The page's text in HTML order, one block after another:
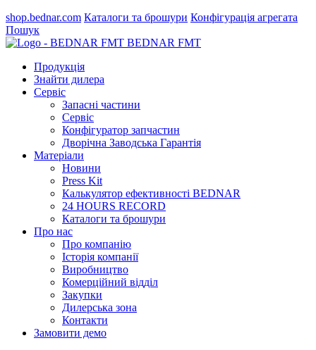
shop.bednar.com Каталоги та брошури Конфігурація агрегата
Пошук
BEDNAR FMT
Продукція
Знайти дилера
Сервіс
Запасні частини
Сервіс
Конфігуратор запчастин
Дворічна Заводська Гарантія
Матеріали
Новини
Press Kit
Калькулятор ефективності BEDNAR
24 HOURS RECORD
Каталоги та брошури
Про нас
Про компанію
Історія компанії
Виробництво
Комерційний відділ
Закупки
Дилерська зона
Контакти
Замовити демо